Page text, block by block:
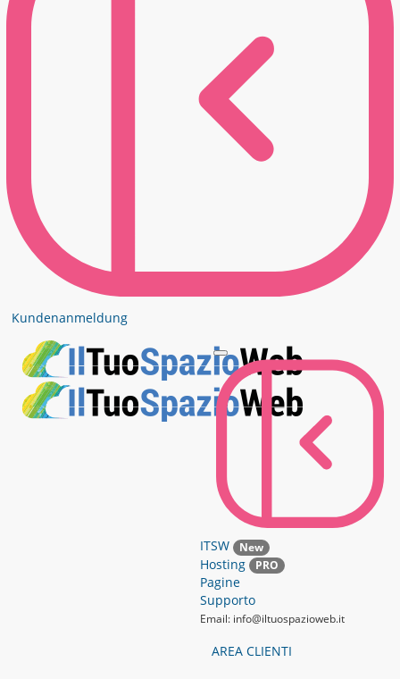
Kundenanmeldung
ITSW New
Hosting PRO
Pagine
Supporto
Email: info@iltuospazioweb.it
AREA CLIENTI